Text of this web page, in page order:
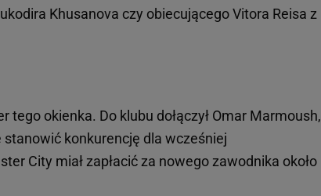
Khusanova czy obiecującego Vitora Reisa z
tego okienka. Do klubu dołączył Omar Marmoush,
konkurencję dla wcześniej
City miał zapłacić za nowego zawodnika około